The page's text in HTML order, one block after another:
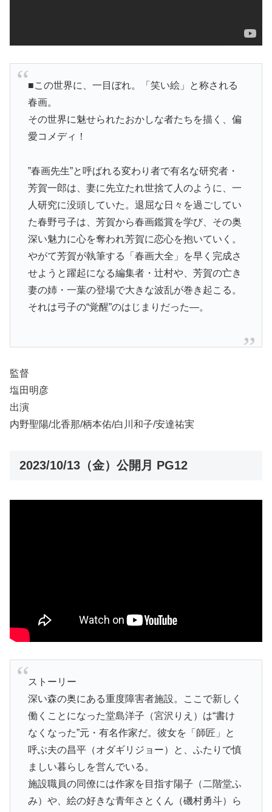
■この世界に、一目ぼれ。「笑い絵」と称される
春画。
その世界に魅せられたおかしな者たちを描く、偏
愛コメディ！
”春画先生”と呼ばれる変わり者で有名な研究者・
芳賀一郎は、妻に先立たれ世捨て人のように、一
人研究に没頭していた。退屈な日々を過ごしてい
た春野弓子は、芳賀から春画鑑賞を学び、その奥
深い魅力に心を奪われ芳賀に恋心を抱いていく。
やがて芳賀が執筆する「春画大全」を早く完成さ
せようと躍起になる編集者・辻村や、芳賀の亡き
妻の姉・一葉の登場で大きな波乱が巻き起こる。
それは弓子の“覚醒”のはじまりだった―。
監督
塩田明彦
出演
内野聖陽/北香那/柄本佑/白川和子/安達祐実
2023/10/13（金）公開月 PG12
ストーリー
深い森の奥にある重度障害者施設。ここで新しく
働くことになった堂島洋子（宮沢りえ）は“書け
なくなった”元・有名作家だ。彼女を「師匠」と
呼ぶ夫の昌平（オダギリジョー）と、ふたりで慎
ましい暮らしを営んでいる。
施設職員の同僚には作家を目指す陽子（二階堂ふ
み）や、絵の好きな青年さとくん（磯村勇斗）ら